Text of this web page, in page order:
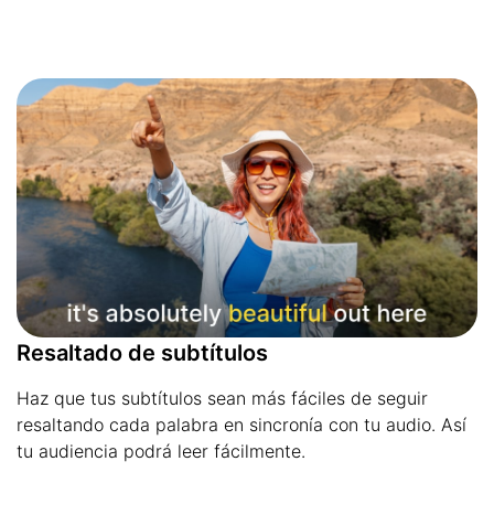
Resaltado de subtítulos
Haz que tus subtítulos sean más fáciles de seguir
resaltando cada palabra en sincronía con tu audio. Así
tu audiencia podrá leer fácilmente.